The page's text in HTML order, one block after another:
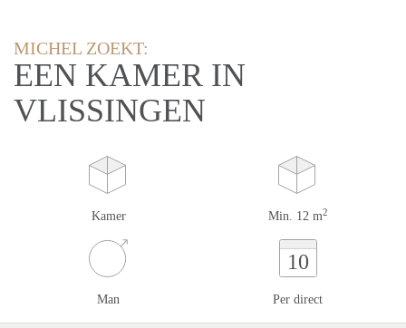
MICHEL ZOEKT:
EEN KAMER IN
VLISSINGEN
Kamer Min. 12 m2
Man
10
Per direct